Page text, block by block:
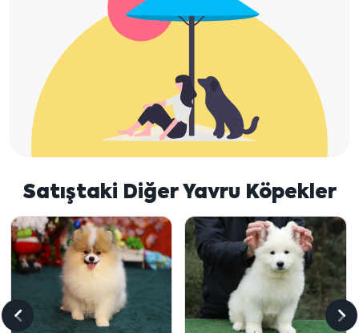
Satıştaki Diğer Yavru Köpekler
Önceki